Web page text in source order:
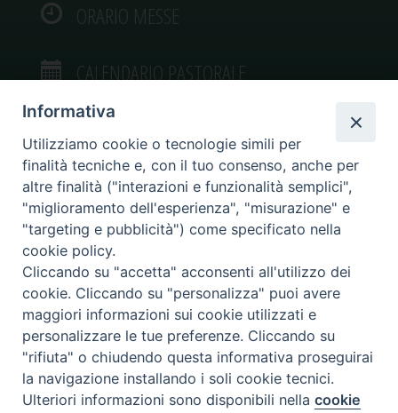
ORARIO MESSE
CALENDARIO PASTORALE
VIDEOGALLERY
PHOTOGALLERY
Diocesi di Caltagirone
Piazza San Francesco d’Assisi, 9 – tel. 0933.34186 – fax 0933.820590 e-mail:
comunicazionisociali@diocesidicaltagirone.it
Preferenze Cookie
Informativa
Utilizziamo cookie o tecnologie simili per
finalità tecniche e, con il tuo consenso, anche per
altre finalità ("interazioni e funzionalità semplici",
"miglioramento dell'esperienza", "misurazione" e
"targeting e pubblicità") come specificato nella
cookie policy.
Cliccando su "accetta" acconsenti all'utilizzo dei
cookie. Cliccando su "personalizza" puoi avere
maggiori informazioni sui cookie utilizzati e
personalizzare le tue preferenze. Cliccando su
"rifiuta" o chiudendo questa informativa proseguirai
la navigazione installando i soli cookie tecnici.
Ulteriori informazioni sono disponibili nellacookie